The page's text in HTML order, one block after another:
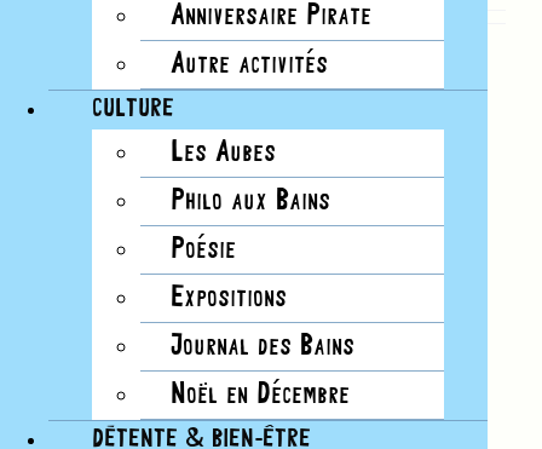
Anniversaire Pirate
Autre activités
CULTURE
Les Aubes
Philo aux Bains
Poésie
Expositions
Journal des Bains
Noël en Décembre
DÉTENTE & BIEN-ÊTRE